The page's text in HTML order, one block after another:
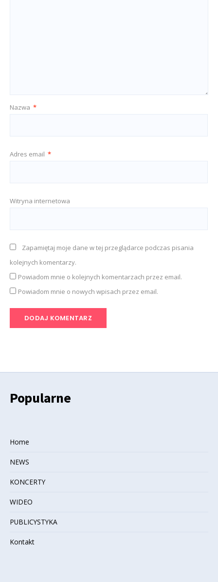
Nazwa *
Adres email *
Witryna internetowa
Zapamiętaj moje dane w tej przeglądarce podczas pisania
kolejnych komentarzy.
Powiadom mnie o kolejnych komentarzach przez email.
Powiadom mnie o nowych wpisach przez email.
Popularne
Home
NEWS
KONCERTY
WIDEO
PUBLICYSTYKA
Kontakt